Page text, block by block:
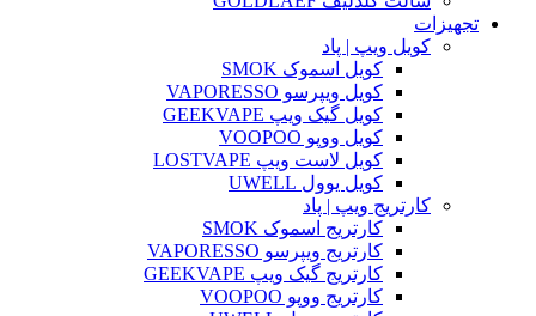
تجهیزات
کویل ویپ | پاد
کویل اسموک SMOK
کویل ویپرسو VAPORESSO
کویل گیک ویپ GEEKVAPE
کویل ووپو VOOPOO
کویل لاست ویپ LOSTVAPE
کویل یوول UWELL
کارتریج ویپ | پاد
کارتریج اسموک SMOK
کارتریج ویپرسو VAPORESSO
کارتریج گیک ویپ GEEKVAPE
کارتریج ووپو VOOPOO